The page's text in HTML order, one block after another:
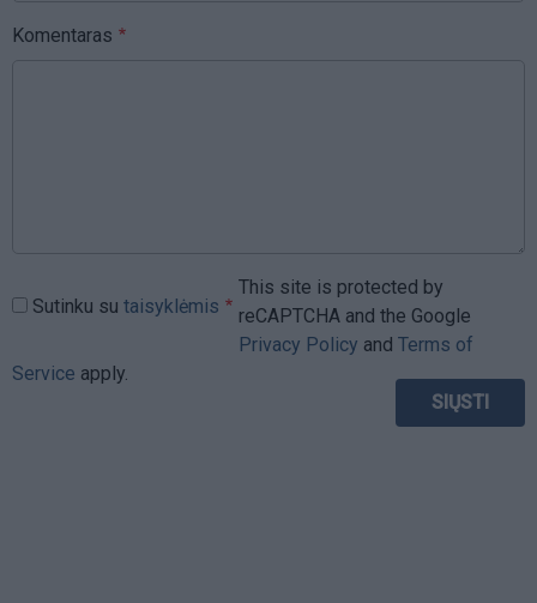
Komentaras
Sutinku su taisyklėmis
This site is protected by
reCAPTCHA and the Google
Privacy Policy and Terms of
Service apply.